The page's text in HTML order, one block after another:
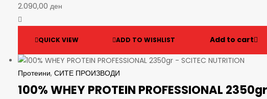
2.090,00 ден
QUICK VIEW ADD TO WISHLIST Add to cart
Протеини, СИТЕ ПРОИЗВОДИ
100% WHEY PROTEIN PROFESSIONAL